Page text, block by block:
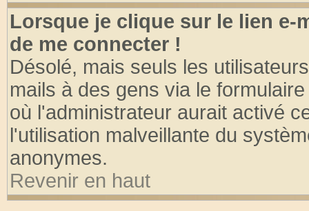
Lorsque je clique sur le lien e-
de me connecter !
Désolé, mais seuls les
mails à des gens via le
où l'administrateur aurait activé
l'utilisation malveillante du
anonymes.
Revenir en haut